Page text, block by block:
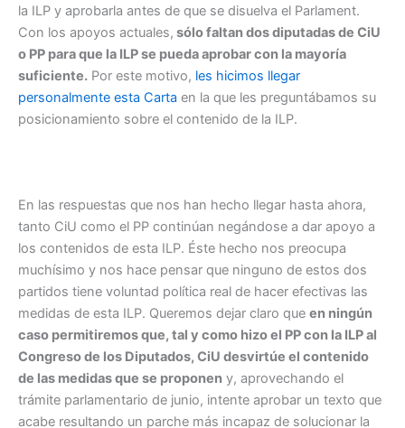
la ILP y aprobarla antes de que se disuelva el Parlament.
Con los apoyos actuales, sólo faltan dos diputadas de CiU
o PP para que la ILP se pueda aprobar con la mayoría
suficiente. Por este motivo, les hicimos llegar
personalmente esta Carta en la que les preguntábamos su
posicionamiento sobre el contenido de la ILP.
En las respuestas que nos han hecho llegar hasta ahora,
tanto CiU como el PP continúan negándose a dar apoyo a
los contenidos de esta ILP. Éste hecho nos preocupa
muchísimo y nos hace pensar que ninguno de estos dos
partidos tiene voluntad política real de hacer efectivas las
medidas de esta ILP. Queremos dejar claro que en ningún
caso permitiremos que, tal y como hizo el PP con la ILP al
Congreso de los Diputados, CiU desvirtúe el contenido
de las medidas que se proponen y, aprovechando el
trámite parlamentario de junio, intente aprobar un texto que
acabe resultando un parche más incapaz de solucionar la